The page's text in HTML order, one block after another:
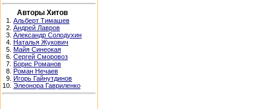
Авторы Хитов
1. Альберт Тимашев
2. Андрей Лавров
3. Александр Солодухин
4. Наталья Жукович
5. Майя Синеокая
6. Сергей Сморовоз
7. Борис Романов
8. Роман Нечаев
9. Игорь Гайнутдинов
10. Элеонора Гавриленко